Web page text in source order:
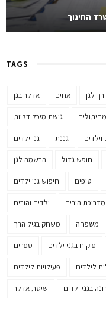
החינוך
TAGS
אדלר בגן אחים לגן
גישת מיכל דליות
גני ילדים גננת וילדים
הרשמה לגן חופש גדול
חיפוש גני ילדים טיפים
ילדים והורים מדריכת הורים
משחק בגיל הרך משפחה
ספרים פיקוח בגני ילדים
פעילויות לילדים לילדים
שיטת אדלר בגני ילדים